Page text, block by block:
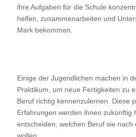
ihre Aufgaben für die Schule
helfen, zusammenarbeiten und
Mark bekommen.
Einige der Jugendlichen machen in
Praktikum, um neue Fertigkeiten zu
Beruf richtig kennenzulernen. Diese
Erfahrungen werden ihnen zukünftig
entscheiden, welchen Beruf sie nach